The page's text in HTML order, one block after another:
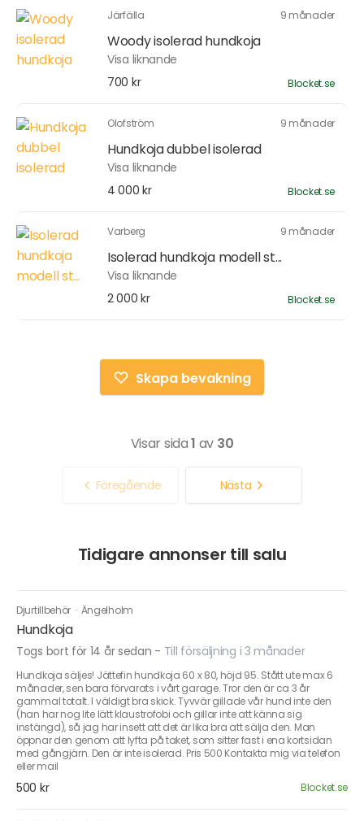
Järfälla 9 månader
Woody isolerad hundkoja
Visa liknande
700 kr
Blocket.se
Olofström 9 månader
Hundkoja dubbel isolerad
Visa liknande
4 000 kr
Blocket.se
Varberg 9 månader
Isolerad hundkoja modell st...
Visa liknande
2 000 kr
Blocket.se
Skapa bevakning
Visar sida1 av 30
Föregående Nästa
Tidigare annonser till salu
Djurtillbehör · Ängelholm
Hundkoja
Togs bort för 14 år sedan - Till försäljning i 3 månader
Hundkoja säljes! Jättefin hundkoja 60 x 80, höjd 95. Stått ute max 6
månader, sen bara förvarats i vårt garage. Tror den är ca 3 år
gammal totalt. I väldigt bra skick. Tyvvär gillade vår hund inte den
(han har nog lite lätt klaustrofobi och gillar inte att känna sig
instängd), så jag har insett att det är lika bra att sälja den. Man
öppnar den genom att lyfta på taket, som sitter fast i ena kortsidan
med gångjärn. Den är inte isolerad. Pris 500 Kontakta mig via telefon
eller mail
500 kr Blocket.se